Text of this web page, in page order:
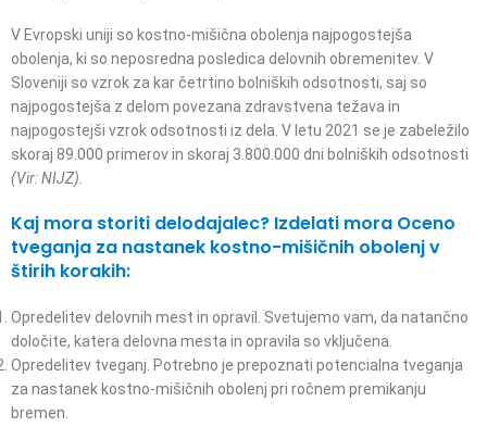
V Evropski uniji so kostno-mišična obolenja najpogostejša
obolenja, ki so neposredna posledica delovnih obremenitev. V
Sloveniji so vzrok za kar četrtino bolniških odsotnosti, saj so
najpogostejša z delom povezana zdravstvena težava in
najpogostejši vzrok odsotnosti iz dela. V letu 2021 se je zabeležilo
skoraj 89.000 primerov in skoraj 3.800.000 dni bolniških odsotnosti
(Vir: NIJZ).
Kaj mora storiti delodajalec? Izdelati mora Oceno
tveganja za nastanek kostno-mišičnih obolenj v
štirih korakih:
Opredelitev delovnih mest in opravil. Svetujemo vam, da natančno
določite, katera delovna mesta in opravila so vključena.
Opredelitev tveganj. Potrebno je prepoznati potencialna tveganja
za nastanek kostno-mišičnih obolenj pri ročnem premikanju
bremen.